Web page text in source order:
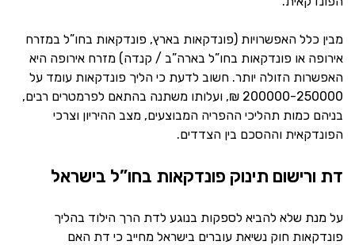
מבין כלל האפשרויות (פונדקאות בארץ, פונדקאות בחו”ל במזרח
אירופה או פונדקאות בחו”ל בארה”ב / קנדה) מזרח אירופה היא
האפשרות הזולה יותר. חשוב לדעת כי הליך פונדקאות עומד על
200000-250000 ₪, ועלותו משתנה בהתאם לפרמטרים רבים,
בניהם כמות תהליכי ההפריה המבוצעים, מצב ההיריון וצרכי
הפונדקאית וההסכם בין הצדדים.
דת ורישום תינוק פונדקאות בחו”ל בישראל
על מנת שלא להביא לספקות בנוגע לדת הרך הילוד בהליך
פונדקאות חוק נשיאת עוברים בישראל מחייב כי דת האם